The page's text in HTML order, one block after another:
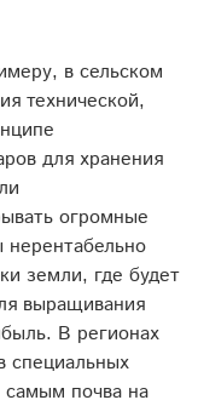
в сельском
технической,
для хранения
огромные
земли, где будет
выращивания
В регионах
специальных
самым почва на